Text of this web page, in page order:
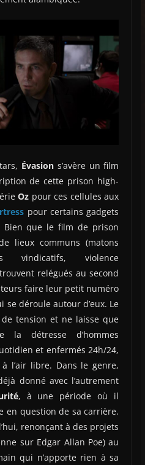
Évasion s’avère un film
de cette prison high-
Oz pour ces cellules aux
pour certains gadgets
que le film de prison
lieux communs (matons
vindicatifs, violence
relégués au second
faire leur petit numéro
se déroule autour d’eux. Le
tension et ne laisse que
la détresse d’hommes
et enfermés 24h/24,
l’air libre. Dans le genre,
donné avec l’autrement
, à une période où il
en question de sa carrière.
renonçant à des projets
sur Edgar Allan Poe) au
qui n’apporte rien à sa